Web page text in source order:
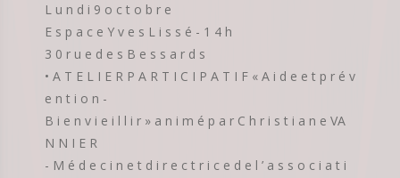
L u n d i 9 o c t o b r e
E s p a c e Y v e s L i s s é - 1 4 h
3 0 r u e d e s B e s s a r d s
• A T E L I E R P A R T I C I P A T I F « A i d e e t p r é v
e n t i o n -
B i e n v i e i l l i r » a n i m é p a r C h r i s t i a n e VA
N N I E R
- M é d e c i n e t d i r e c t r i c e d e l ’ a s s o c i a t i